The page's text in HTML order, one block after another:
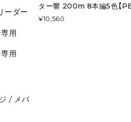
ーダー
用
用
/ メバ
ター響 200m 8本編5色【PE
¥10,560